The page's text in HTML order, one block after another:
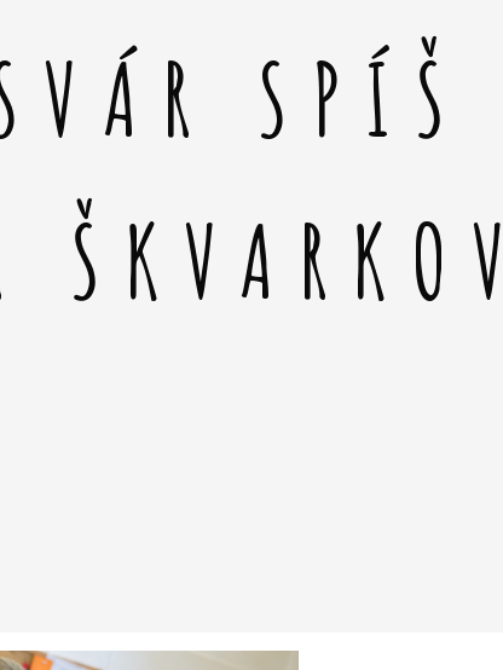
SPÍŠ